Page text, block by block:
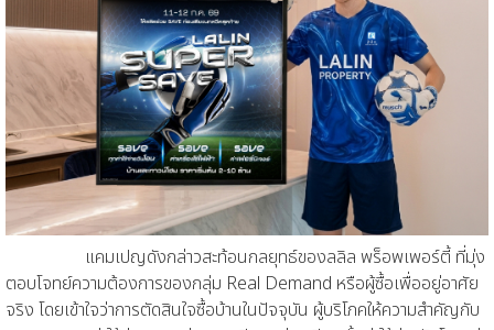
แคมเปญดังกล่าวสะท้อนกลยุทธ์ของลลิล พร็อพเพอร์ตี้ ที่มุ่ง
ตอบโจทย์ความต้องการของกลุ่ม Real Demand หรือผู้ซื้อเพื่ออยู่อาศัย
จริง โดยเข้าใจว่าการตัดสินใจซื้อบ้านในปัจจุบัน ผู้บริโภคให้ความสำคัญกับ